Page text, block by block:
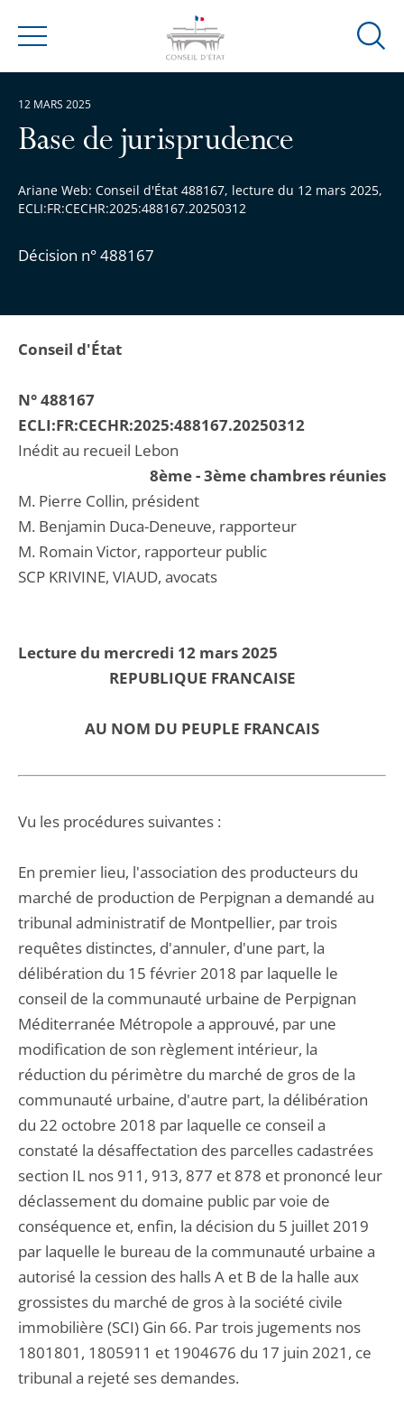
Menu
Ouvrir
Base de jurisprudence
Ariane Web: Conseil d'État 488167, lecture du 12 mars 2025,
ECLI:FR:CECHR:2025:488167.20250312
Décision n° 488167
12 MARS 2025
Conseil d'État
N° 488167
ECLI:FR:CECHR:2025:488167.20250312
Inédit au recueil Lebon
8ème - 3ème chambres réunies
M. Pierre Collin, président
M. Benjamin Duca-Deneuve, rapporteur
M. Romain Victor, rapporteur public
SCP KRIVINE, VIAUD, avocats
Lecture du mercredi 12 mars 2025
REPUBLIQUE FRANCAISE
AU NOM DU PEUPLE FRANCAIS
Vu les procédures suivantes :
En premier lieu, l'association des producteurs du
marché de production de Perpignan a demandé au
tribunal administratif de Montpellier, par trois
requêtes distinctes, d'annuler, d'une part, la
délibération du 15 février 2018 par laquelle le
conseil de la communauté urbaine de Perpignan
Méditerranée Métropole a approuvé, par une
modification de son règlement intérieur, la
réduction du périmètre du marché de gros de la
communauté urbaine, d'autre part, la délibération
du 22 octobre 2018 par laquelle ce conseil a
constaté la désaffectation des parcelles cadastrées
section IL nos 911, 913, 877 et 878 et prononcé leur
déclassement du domaine public par voie de
conséquence et, enfin, la décision du 5 juillet 2019
par laquelle le bureau de la communauté urbaine a
autorisé la cession des halls A et B de la halle aux
grossistes du marché de gros à la société civile
immobilière (SCI) Gin 66. Par trois jugements nos
1801801, 1805911 et 1904676 du 17 juin 2021, ce
tribunal a rejeté ses demandes.